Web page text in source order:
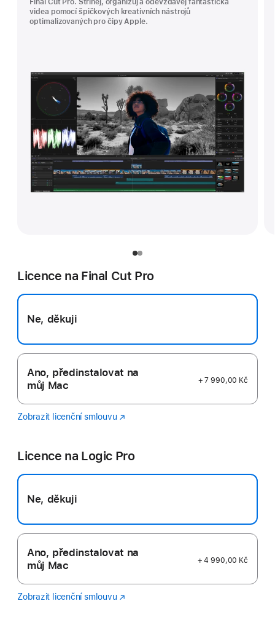
Final Cut Pro. Střihej, organizuj a odevzdávej fantastická
videa pomocí špičkových kreativních nástrojů
optimalizovaných pro čipy Apple.
Licence na Final Cut Pro
Ne, děkuji
Ano, předinstalovat na
můj Mac
+ 7 990,00 Kč
Zobrazit licenční smlouvu Final
(Otevře
okně)
Licence na Logic Pro
Ne, děkuji
Ano, předinstalovat na
můj Mac
+ 4 990,00 Kč
Zobrazit licenční smlouvu Logic
(Otevře